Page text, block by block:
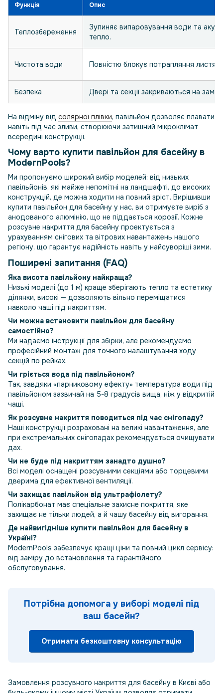
Функція Опис
Теплозбереження
Зупиняє випаровування води та
тепло.
Чистота води Повністю блокує потрапляння листя,
Безпека Двері та секції закриваються на замки.
На відміну від солярної плівки, павільйон дозволяє плавати
навіть під час зливи, створюючи затишний мікроклімат
всередині конструкції.
Чому варто купити павільйон для басейну в
ModernPools?
Ми пропонуємо широкий вибір моделей: від низьких
павільйонів, які майже непомітні на ландшафті, до високих
конструкцій, де можна ходити на повний зріст. Вирішивши
купити павільйон для басейну у нас, ви отримуєте виріб з
анодованого алюмінію, що не піддається корозії. Кожне
розсувне накриття для басейну проектується з
урахуванням снігових та вітрових навантажень нашого
регіону, що гарантує надійність навіть у найсуворіші зими.
Поширені запитання (FAQ)
Яка висота павільйону найкраща?
Низькі моделі (до 1 м) краще зберігають тепло та естетику
ділянки, високі — дозволяють вільно переміщатися
навколо чаші під накриттям.
Чи можна встановити павільйон для басейну
самостійно?
Ми надаємо інструкції для збірки, але рекомендуємо
професійний монтаж для точного налаштування ходу
секцій по рейках.
Чи гріється вода під павільйоном?
Так, завдяки «парниковому ефекту» температура води під
павільйоном зазвичай на 5-8 градусів вища, ніж у відкритій
чаші.
Як розсувне накриття поводиться під час снігопаду?
Наші конструкції розраховані на великі навантаження, але
при екстремальних снігопадах рекомендується очищувати
дах.
Чи не буде під накриттям занадто душно?
Всі моделі оснащені розсувними секціями або торцевими
дверима для ефективної вентиляції.
Чи захищає павільйон від ультрафіолету?
Полікарбонат має спеціальне захисне покриття, яке
захищає не тільки людей, а й чашу басейну від вигорання.
Де найвигідніше купити павільйон для басейну в
Україні?
ModernPools забезпечує кращі ціни та повний цикл сервісу:
від заміру до встановлення та гарантійного
обслуговування.
Потрібна допомога у виборі моделі під
ваш басейн?
Отримати безкоштовну консультацію
Замовлення розсувного накриття для басейну в Києві або